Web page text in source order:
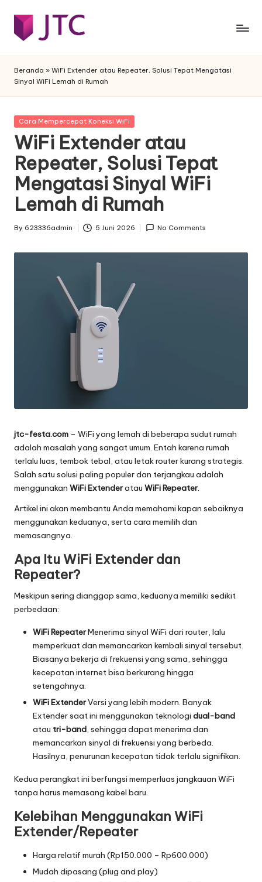
j
t
c
-
f
e
s
t
a
Rumah
Beranda » WiFi Extender atau Repeater, Solusi Tepat Mengatasi
Sinyal WiFi Lemah di Rumah
Posted
Cara Mempercepat Koneksi WiFi
WiFi Extender atau
Repeater, Solusi Tepat
Mengatasi Sinyal WiFi
Lemah di Rumah
Posted
By 623336admin 5 Juni 2026 No Comments
jtc-festa.com – WiFi yang lemah di beberapa sudut rumah
adalah masalah yang sangat umum. Entah karena rumah
terlalu luas, tembok tebal, atau letak router kurang strategis.
Salah satu solusi paling populer dan terjangkau adalah
menggunakan WiFi Extenderatau WiFi Repeater.
Artikel ini akan membantu Anda memahami kapan sebaiknya
menggunakan keduanya, serta cara memilih dan
memasangnya.
Apa Itu WiFi Extender dan
Repeater?
Meskipun sering dianggap sama, keduanya memiliki sedikit
perbedaan:
WiFi RepeaterMenerima sinyal WiFi dari router, lalu
memperkuat dan memancarkan kembali sinyal tersebut.
Biasanya bekerja di frekuensi yang sama, sehingga
kecepatan internet bisa berkurang hingga
setengahnya.
WiFi ExtenderVersi yang lebih modern. Banyak
Extender saat ini menggunakan teknologi dual-band
atau tri-band, sehingga dapat menerima dan
memancarkan sinyal di frekuensi yang berbeda.
Hasilnya, penurunan kecepatan tidak terlalu signifikan.
Kedua perangkat ini berfungsi memperluas jangkauan WiFi
tanpa harus memasang kabel baru.
Kelebihan Menggunakan WiFi
Extender/Repeater
Harga relatif murah (Rp150.000 – Rp600.000)
Mudah dipasang (plug and play)